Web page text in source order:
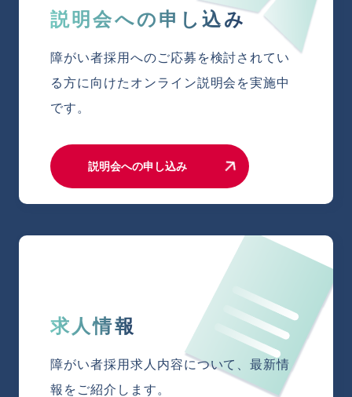
説明会への申し込み
障がい者採用へのご応募を検討されてい
る方に向けたオンライン説明会を実施中
です。
説明会への申し込み
求人情報
障がい者採用求人内容について、最新情
報をご紹介します。